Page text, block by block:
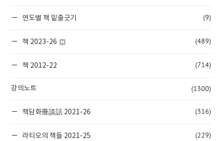
연도별 책 밑줄긋기 (9)
책 2023-26 (489)
책 2012-22 (714)
강의노트 (1300)
책담화冊談話 2021-26 (316)
라티오의 책들 2021-25 (229)